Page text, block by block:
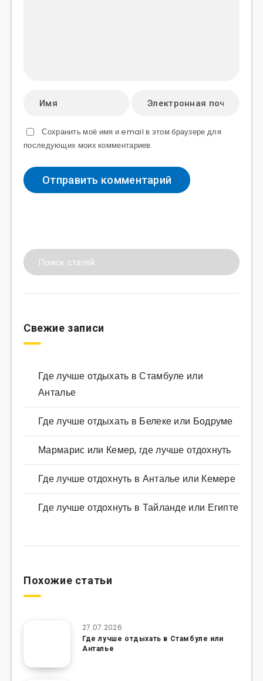
Сохранить моё имя и email в этом браузере для
последующих моих комментариев.
Свежие записи
Где лучше отдыхать в Стамбуле или
Анталье
Где лучше отдыхать в Белеке или Бодруме
Мармарис или Кемер, где лучше отдохнуть
Где лучше отдохнуть в Анталье или Кемере
Где лучше отдохнуть в Тайланде или Египте
Похожие статьи
27.07.2026
Где лучше отдыхать в Стамбуле или
Анталье